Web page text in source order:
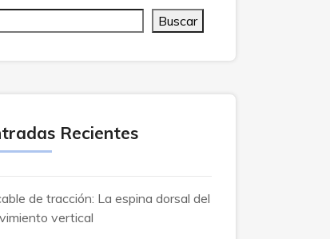
Buscar
Recientes
de tracción: La espina dorsal del
vertical